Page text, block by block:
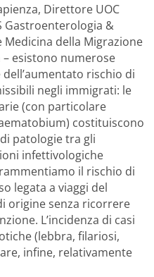
Direttore UOC
Gastroenterologia &
Medicina della Migrazione
– esistono numerose
rischio di
negli immigrati: le
(con particolare
costituiscono
patologie tra gli
infettivologiche
il rischio di
legata a viaggi del
origine senza ricorrere
L’incidenza di casi
(lebbra, filariosi,
infine, relativamente